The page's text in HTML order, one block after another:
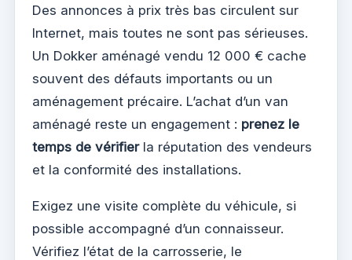
Des annonces à prix très bas circulent sur
Internet, mais toutes ne sont pas sérieuses.
Un Dokker aménagé vendu 12 000 € cache
souvent des défauts importants ou un
aménagement précaire. L’achat d’un van
aménagé reste un engagement : prenez le
temps de vérifierla réputation des vendeurs
et la conformité des installations.
Exigez une visite complète du véhicule, si
possible accompagné d’un connaisseur.
Vérifiez l’état de la carrosserie, le